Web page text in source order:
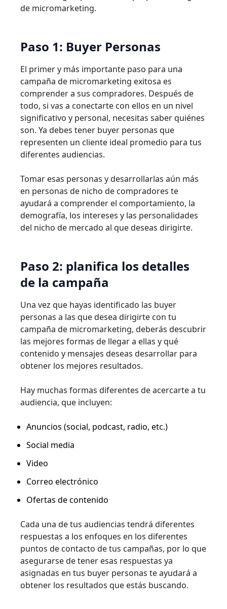
de micromarketing.
Paso 1: Buyer Personas
El primer y más importante paso para una
campaña de micromarketing exitosa es
comprender a sus compradores. Después de
todo, si vas a conectarte con ellos en un nivel
significativo y personal, necesitas saber quiénes
son. Ya debes tener buyer personas que
representen un cliente ideal promedio para tus
diferentes audiencias.
Tomar esas personas y desarrollarlas aún más
en personas de nicho de compradores te
ayudará a comprender el comportamiento, la
demografía, los intereses y las personalidades
del nicho de mercado al que deseas dirigirte.
Paso 2: planifica los detalles
de la campaña
Una vez que hayas identificado las buyer
personas a las que desea dirigirte con tu
campaña de micromarketing, deberás descubrir
las mejores formas de llegar a ellas y qué
contenido y mensajes deseas desarrollar para
obtener los mejores resultados.
Hay muchas formas diferentes de acercarte a tu
audiencia, que incluyen:
Anuncios (social, podcast, radio, etc.)
Social media
Video
Correo electrónico
Ofertas de contenido
Cada una de tus audiencias tendrá diferentes
respuestas a los enfoques en los diferentes
puntos de contacto de tus campañas, por lo que
asegurarse de tener esas respuestas ya
asignadas en tus buyer personas te ayudará a
obtener los resultados que estás buscando.